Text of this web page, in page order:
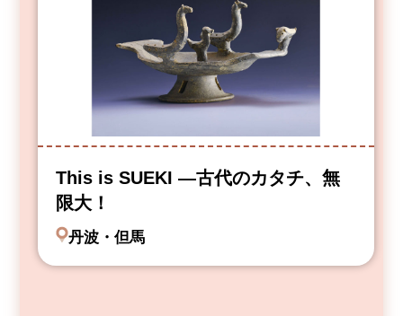
This is SUEKI —古代のカタチ、無
限大！
丹波・但馬